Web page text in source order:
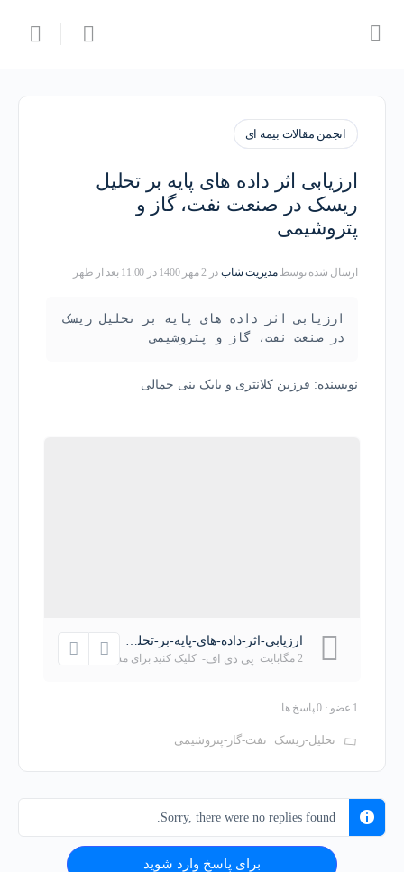
انجمن مقالات بیمه ای
ارزیابی اثر داده های پایه بر تحلیل
ریسک در صنعت نفت، گاز و
پتروشیمی
ارسال شده توسطمدیریت شاب در 2 مهر 1400 در 11:00 بعد از ظهر
ارزیابی اثر داده های پایه بر تحلیل ریسک
در صنعت نفت، گاز و پتروشیمی
نویسنده: فرزین کلانتری و بابک بنی جمالی
ارزیابی-اثر-داده-های-پایه-بر-تحلیل-ریسک-در-صنعت-نفت،-گاز-و-پتروشیمی.pdf
2 مگابایت پی دی اف- کلیک کنید برای مشاهده
1 عضو · 0 پاسخ ها
تحلیل-ریسک نفت-گاز-پتروشیمی
Sorry, there were no replies found.
برای پاسخ وارد شوید